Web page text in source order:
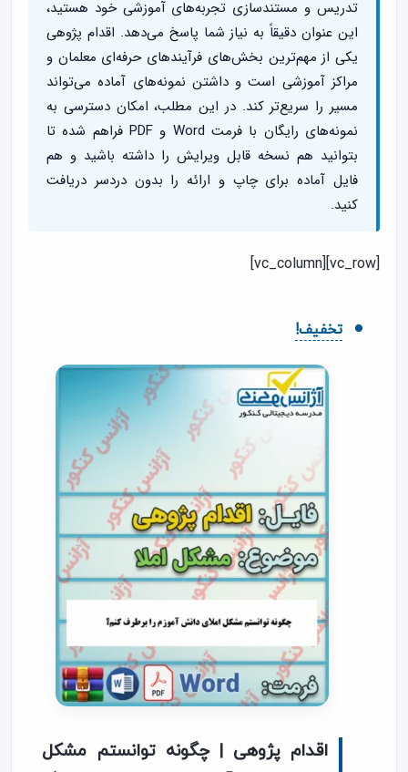
تدریس و مستندسازی تجربه‌های آموزشی خود هستید،
این عنوان دقیقاً به نیاز شما پاسخ می‌دهد. اقدام پژوهی
یکی از مهم‌ترین بخش‌های فرآیندهای حرفه‌ای معلمان و
مراکز آموزشی است و داشتن نمونه‌های آماده می‌تواند
مسیر را سریع‌تر کند. در این مطلب، امکان دسترسی به
نمونه‌های رایگان با فرمت Word و PDF فراهم شده تا
بتوانید هم نسخه قابل ویرایش را داشته باشید و هم
فایل آماده برای چاپ و ارائه را بدون دردسر دریافت
کنید.
[vc_row][vc_column]
تخفیف!
اقدام پژوهی | چگونه توانستم مشکل